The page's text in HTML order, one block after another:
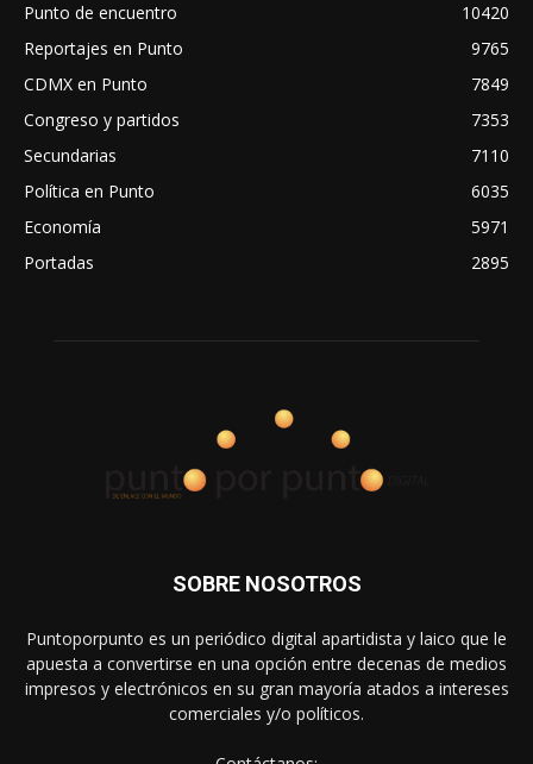
Punto de encuentro
10420
Reportajes en Punto
9765
CDMX en Punto
7849
Congreso y partidos
7353
Secundarias
7110
Política en Punto
6035
Economía
5971
Portadas
2895
SOBRE NOSOTROS
Puntoporpunto es un periódico digital apartidista y laico que le
apuesta a convertirse en una opción entre decenas de medios
impresos y electrónicos en su gran mayoría atados a intereses
comerciales y/o políticos.